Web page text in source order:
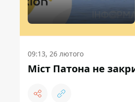
09:13, 26 лютого
Міст Патона не